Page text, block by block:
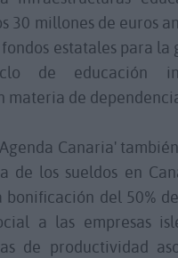
30 millones de euros
estatales para la
de educación
materia de
Canaria'
de los sueldos en
bonificación del 50%
a las empresas
de productividad